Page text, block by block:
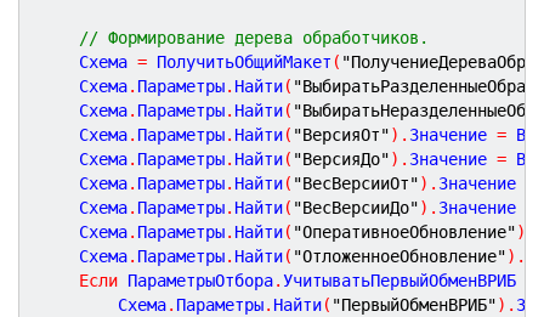
// Формирование дерева обработчиков.
	Схема
= ПолучитьОбщийМакет (
	Схема
. Параметры. Найти(
	Схема
. Параметры. Найти(
	Схема
. Параметры. Найти( "ВерсияОт") . Значение =
	Схема
. Параметры. Найти( "ВерсияДо") . Значение =
	Схема
. Параметры. Найти( "ВесВерсииОт") . Значение
	Схема
. Параметры. Найти( "ВесВерсииДо") . Значение
	Схема
. Параметры. Найти( "ОперативноеОбновление")
	Схема
. Параметры. Найти( "ОтложенноеОбновление") .
Если ПараметрыОтбора.УчитыватьПервыйОбменВРИБ
		Схема
. Параметры. Найти( "ПервыйОбменВРИБ") .